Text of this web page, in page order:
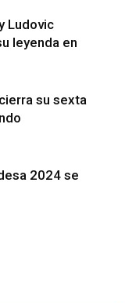
Ludovic
leyenda en
su sexta
2024 se